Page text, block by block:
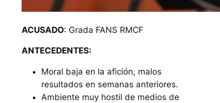
ACUSADO: Grada FANS RMCF
ANTECEDENTES:
Moral baja en la afición, malos
resultados en semanas anteriores.
Ambiente muy hostil de medios de